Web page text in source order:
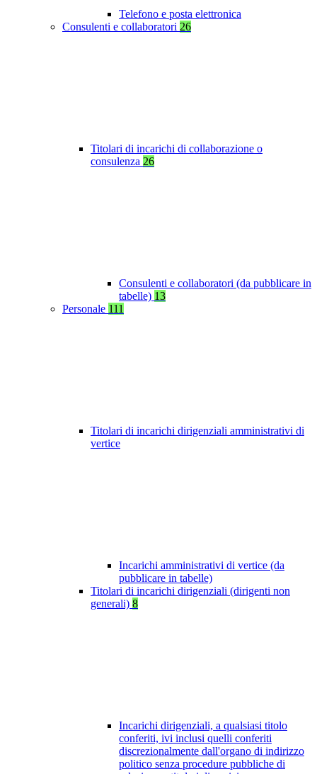
Telefono e posta elettronica
Consulenti e collaboratori 26
Titolari di incarichi di collaborazione o
consulenza 26
Consulenti e collaboratori (da pubblicare in
tabelle) 13
Personale 111
Titolari di incarichi dirigenziali amministrativi di
vertice
Incarichi amministrativi di vertice (da
pubblicare in tabelle)
Titolari di incarichi dirigenziali (dirigenti non
generali) 8
Incarichi dirigenziali, a qualsiasi titolo
conferiti, ivi inclusi quelli conferiti
discrezionalmente dall'organo di indirizzo
politico senza procedure pubbliche di